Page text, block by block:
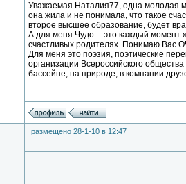
Уважаемая Наталия77, одна молодая
она жила и не понимала, что такое
второе высшее образование, будет
А для меня Чудо -- это каждый момент
счастливых родителях. Понимаю Вас
Для меня это поэзия, поэтические
организации Всероссийского
бассейне, на природе, в компании
размещено 28-1-10 в 12:47